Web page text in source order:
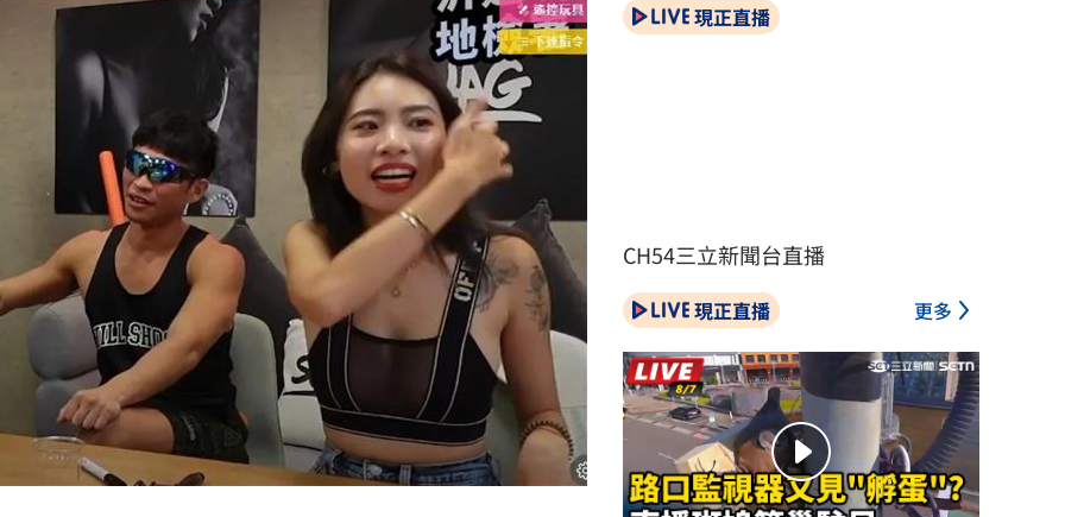
12:46
12:35
12:32
12:31
現正直播
CH54三立新聞台直播
現正直播 更多